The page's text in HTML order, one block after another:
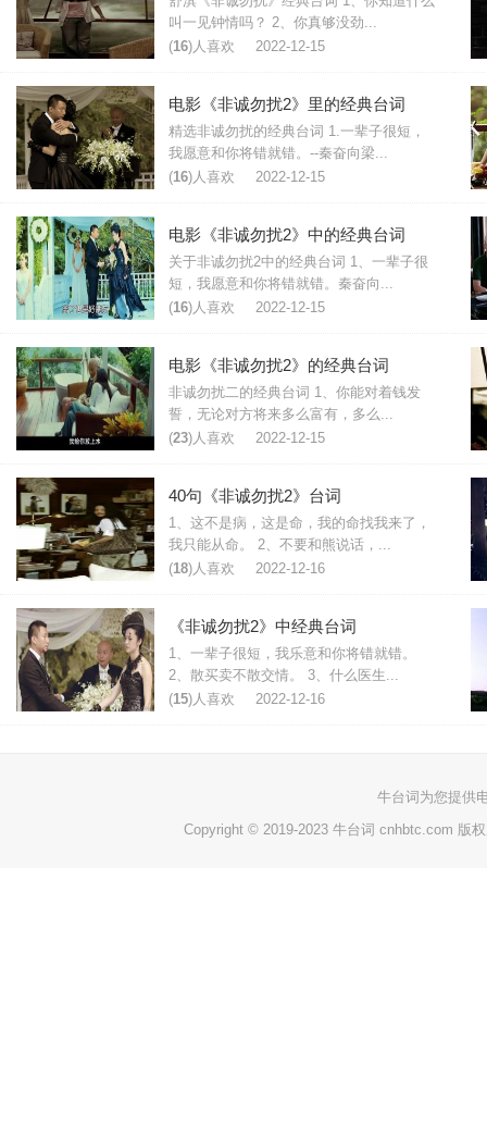
叫一见钟情吗？ 2、你真够没劲...
(16)人喜欢 2022-12-15
电影《非诚勿扰2》里的经典台词
精选非诚勿扰的经典台词 1.一辈子很短，
我愿意和你将错就错。--秦奋向梁...
(16)人喜欢 2022-12-15
电影《非诚勿扰2》中的经典台词
关于非诚勿扰2中的经典台词 1、一辈子很
短，我愿意和你将错就错。秦奋向...
(16)人喜欢 2022-12-15
电影《非诚勿扰2》的经典台词
非诚勿扰二的经典台词 1、你能对着钱发
誓，无论对方将来多么富有，多么...
(23)人喜欢 2022-12-15
40句《非诚勿扰2》台词
1、这不是病，这是命，我的命找我来了，
我只能从命。 2、不要和熊说话，...
(18)人喜欢 2022-12-16
《非诚勿扰2》中经典台词
1、一辈子很短，我乐意和你将错就错。
2、散买卖不散交情。 3、什么医生...
(15)人喜欢 2022-12-16
牛台词 为您提供
Copyright © 2019-2023 牛台词 cnhbtc.com 版